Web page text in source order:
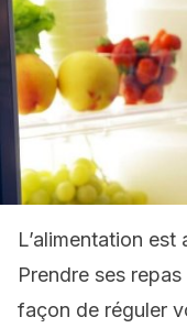
L’alimentation
Prendre ses
façon de réguler